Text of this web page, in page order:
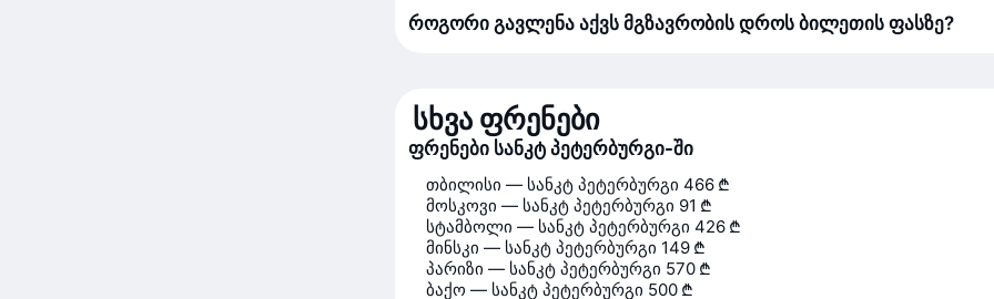
როგორი გავლენა აქვს მგზავრობის დროს ბილეთის ფასზე?
სხვა ფრენები
ფრენები სანკტ პეტერბურგი-ში
თბილისი — სანკტ პეტერბურგი 466 ₾
მოსკოვი — სანკტ პეტერბურგი 91 ₾
სტამბოლი — სანკტ პეტერბურგი 426 ₾
მინსკი — სანკტ პეტერბურგი 149 ₾
პარიზი — სანკტ პეტერბურგი 570 ₾
ბაქო — სანკტ პეტერბურგი 500 ₾